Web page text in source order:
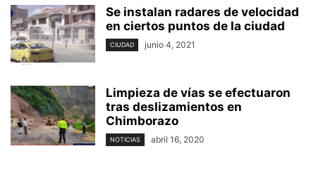
Se instalan radares de velocidad
en ciertos puntos de la ciudad
CIUDAD junio 4, 2021
Limpieza de vías se efectuaron
tras deslizamientos en
Chimborazo
NOTICIAS abril 16, 2020